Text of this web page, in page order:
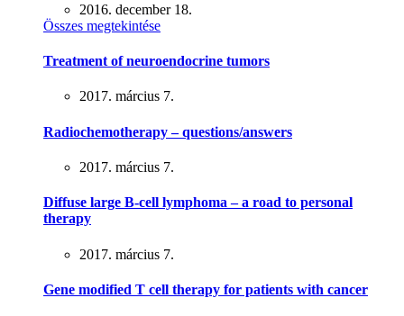
2016. december 18.
Összes megtekintése
Treatment of neuroendocrine tumors
2017. március 7.
Radiochemotherapy – questions/answers
2017. március 7.
Diffuse large B-cell lymphoma – a road to personal
therapy
2017. március 7.
Gene modified T cell therapy for patients with cancer